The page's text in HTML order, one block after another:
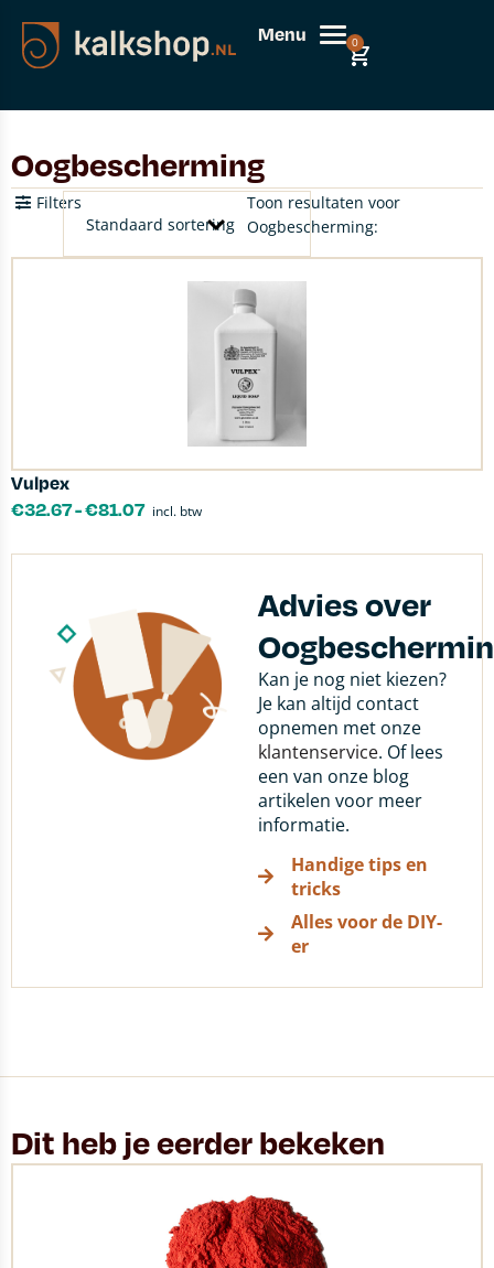
Menu 0
Oogbescherming
Toon resultaten voor
Oogbescherming:
Filters
Vulpex
€32.67-€81.07 incl. btw
Advies over
Kan je nog niet kiezen?
Je kan altijd contact
opnemen met onze
klantenservice. Of lees
een van onze blog
artikelen voor meer
informatie.
Handige tips en
tricks
Alles voor de DIY-
er
Dit heb je eerder bekeken